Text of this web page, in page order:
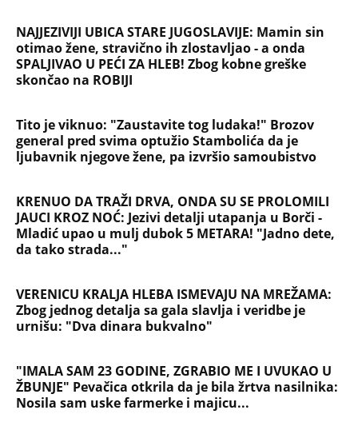
NAJJEZIVIJI UBICA STARE JUGOSLAVIJE: Mamin sin
otimao žene, stravično ih zlostavljao - a onda
SPALJIVAO U PEĆI ZA HLEB! Zbog kobne greške
skončao na ROBIJI
Tito je viknuo: "Zaustavite tog ludaka!" Brozov
general pred svima optužio Stambolića da je
ljubavnik njegove žene, pa izvršio samoubistvo
KRENUO DA TRAŽI DRVA, ONDA SU SE PROLOMILI
JAUCI KROZ NOĆ: Jezivi detalji utapanja u Borči -
Mladić upao u mulj dubok 5 METARA! "Jadno dete,
da tako strada..."
VERENICU KRALJA HLEBA ISMEVAJU NA MREŽAMA:
Zbog jednog detalja sa gala slavlja i veridbe je
urnišu: "Dva dinara bukvalno"
"IMALA SAM 23 GODINE, ZGRABIO ME I UVUKAO U
ŽBUNJE" Pevačica otkrila da je bila žrtva nasilnika:
Nosila sam uske farmerke i majicu...